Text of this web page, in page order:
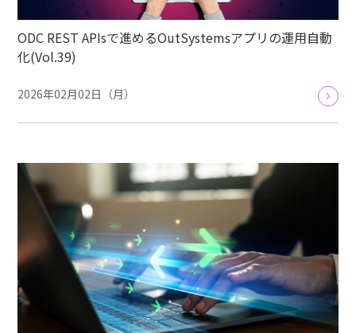
ODC REST APIsで進めるOutSystemsアプリの運用自動
化(Vol.39)
2026年02月02日（月）